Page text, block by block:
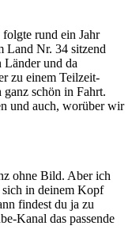
rund ein Jahr
Land Nr. 34 sitzend
Länder und da
zu einem Teilzeit-
schön in Fahrt.
und auch, worüber wir
ohne Bild. Aber ich
sich in deinem Kopf
findest du ja zu
Kanal das passende